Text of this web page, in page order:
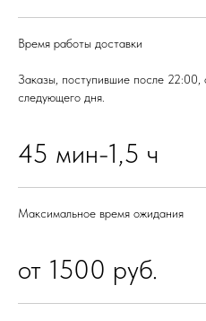
Время работы доставки
Заказы, поступившие после 22:00,
следующего дня.
45 мин-1,5 ч
Максимальное время ожидания
от 1500 руб.